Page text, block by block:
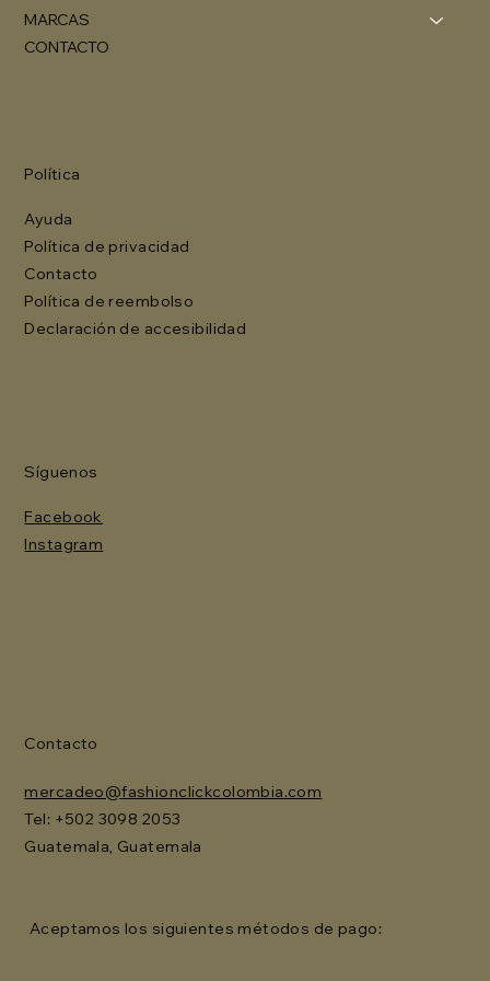
MARCAS
CONTACTO
Política
Ayuda
Política de privacidad
Contacto
Política de reembolso
Declaración de accesibilidad
Síguenos
Facebook
Instagram
Contacto
mercadeo@fashionclickcolombia.com
Tel: ‪+502 3098 2053‬
Guatemala, Guatemala
Aceptamos los siguientes métodos de pago: